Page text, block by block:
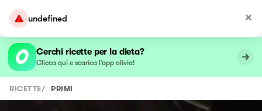
Cerchi ricette per la dieta?
Clicca qui e scarica l’app olivia!
RICETTE/ PRIMI